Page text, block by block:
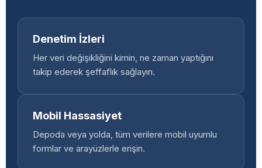
Denetim İzleri
Her veri değişikliğini kimin, ne zaman yaptığını
takip ederek şeffaflık sağlayın.
Mobil Hassasiyet
Depoda veya yolda, tüm verilere mobil uyumlu
formlar ve arayüzlerle erişin.